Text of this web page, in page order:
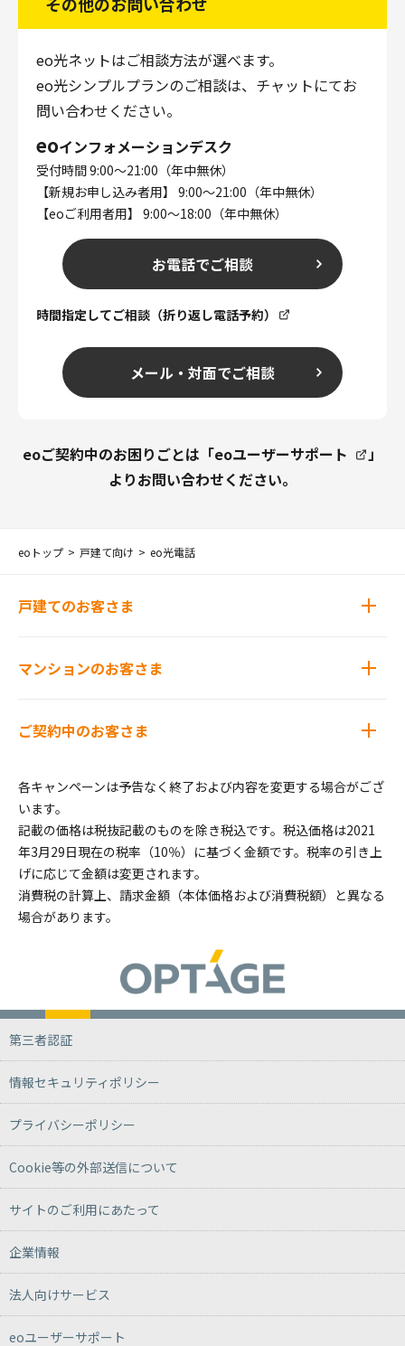
eo光ネットはご相談方法が選べます。
eo光シンプルプランのご相談は、チャットにてお
問い合わせください。
eoインフォメーションデスク
受付時間 9:00～21:00（年中無休）
【新規お申し込み者用】 9:00～21:00（年中無休）
【eoご利用者用】 9:00～18:00（年中無休）
お電話でご相談
時間指定してご相談（折り返し電話予約）
メール・対面でご相談
eoご契約中のお困りごとは「eoユーザーサポート
」
よりお問い合わせください。
eoトップ 戸建て向け eo光電話
戸建てのお客さま
マンションのお客さま
ご契約中のお客さま
各キャンペーンは予告なく終了および内容を変更する場合がござ
います。
記載の価格は税抜記載のものを除き税込です。税込価格は2021
年3月29日現在の税率（10％）に基づく金額です。税率の引き上
げに応じて金額は変更されます。
消費税の計算上、請求金額（本体価格および消費税額）と異なる
場合があります。
第三者認証
情報セキュリティポリシー
プライバシーポリシー
Cookie等の外部送信について
サイトのご利用にあたって
企業情報
法人向けサービス
eoユーザーサポート